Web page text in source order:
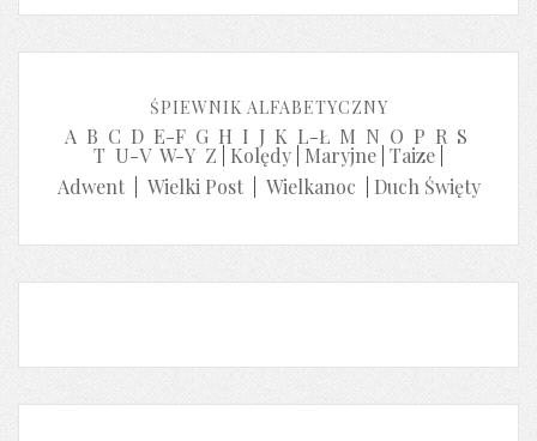
ŚPIEWNIK ALFABETYCZNY
A B C D E-F G H I J K L-Ł M N O P R S
T U-V W-Y Z Kolędy Maryjne Taize
Adwent| Wielki Post| Wielkanoc Duch Święty